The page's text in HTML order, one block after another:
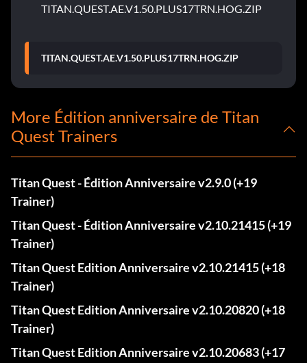
TITAN.QUEST.AE.V1.50.PLUS17TRN.HOG.ZIP
TITAN.QUEST.AE.V1.50.PLUS17TRN.HOG.ZIP
More Édition anniversaire de Titan
Quest Trainers
Titan Quest - Édition Anniversaire v2.9.0 (+19
Trainer)
Titan Quest - Édition Anniversaire v2.10.21415 (+19
Trainer)
Titan Quest Edition Anniversaire v2.10.21415 (+18
Trainer)
Titan Quest Edition Anniversaire v2.10.20820 (+18
Trainer)
Titan Quest Edition Anniversaire v2.10.20683 (+17